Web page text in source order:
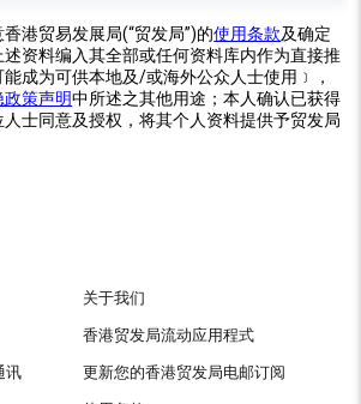
港贸易发展局(“贸发局”)的使用条款及确定
资料编入其全部或任何资料库内作为直接推
成为可供本地及/或海外公众人士使用﹞，
政策声明中所述之其他用途；本人确认已获得
士同意及授权，将其个人资料提供予贸发局
关于我们
香港贸发局流动应用程式
讯 更新您的香港贸发局电邮订阅